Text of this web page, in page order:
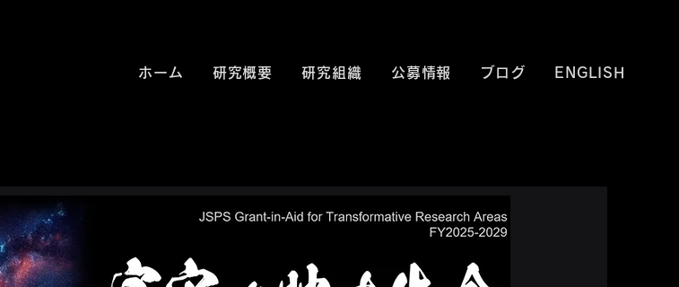
ホーム 研究概要 研究組織 公募情報 ブログ ENGLISH